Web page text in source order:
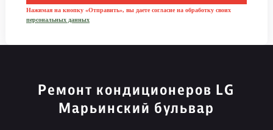
Нажимая на кнопку «Отправить», вы даете согласие на обработку своих
персональных данных
Ремонт кондиционеров LG
Марьинский бульвар